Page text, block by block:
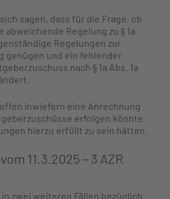
sagen, dass für die Frage, ob
Regelung zu § 1a
Regelungen zur
genügen und ein fehlender
nach § 1a Abs. 1a
inwiefern eine Anrechnung
erfolgen könnte
hierzu erfüllt zu sein hätten.
11.3.2025 – 3 AZR
in zwei weiteren Fällen bezüglich